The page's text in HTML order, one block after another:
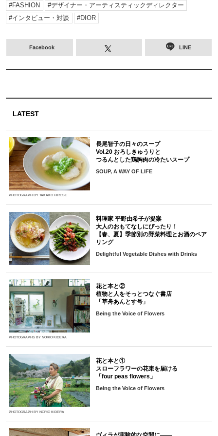
FASHION
デザイナー・アーティスティックディレクター
インタビュー・対談
DIOR
Facebook LINE
LATEST
PHOTOGRAPH BY TAKAKO HIROSE
長尾智子の日々のスープ
Vol.20 おろしきゅうりと
つるんとした鶏胸肉の冷たいスープ
SOUP, A WAY OF LIFE
料理家 平野由希子が提案
大人のおもてなしにぴったり！
【春、夏】季節別の野菜料理とお酒のペア
リング
Delightful Vegetable Dishes with Drinks
PHOTOGRAPHS BY NORIO KIDERA
花と本と②
植物と人をそっとつなぐ書店
「草舟あんとす号」
Being the Voice of Flowers
PHOTOGRAPH BY NORIO KIDERA
花と本と①
スローフラワーの花束を届ける
「four peas flowers」
Being the Voice of Flowers